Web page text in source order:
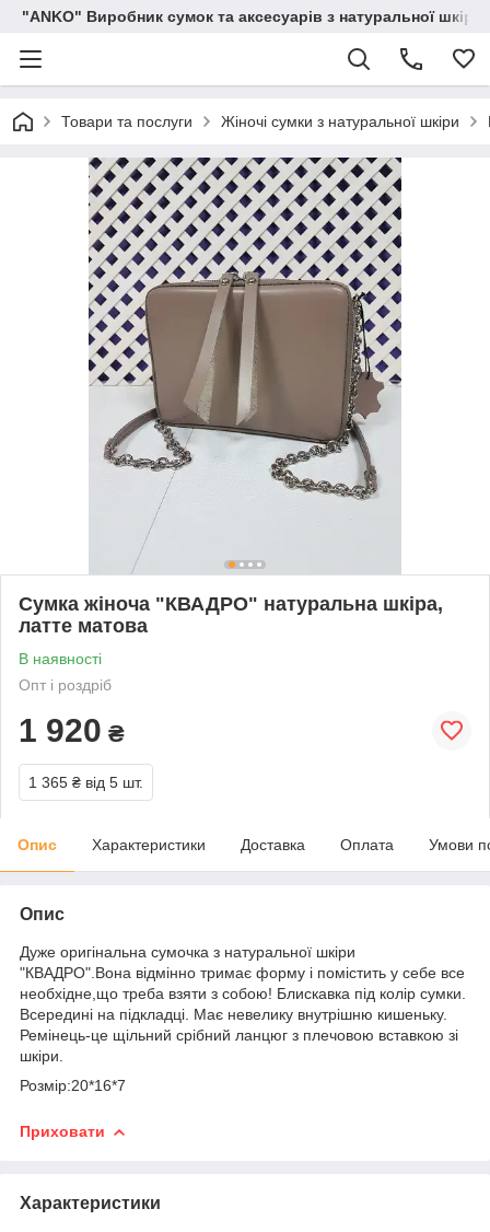
"ANKO" Виробник сумок та аксесуарів з натуральної шкіри.
Товари та послуги Жіночі сумки з натуральної шкіри
Сумка жіноча "КВАДРО" натуральна шкіра,
латте матова
В наявності
Опт і роздріб
1 920 ₴
1 365 ₴ від 5 шт.
Опис Характеристики Доставка Оплата Умови
Опис
Дуже оригінальна сумочка з натуральної шкіри
"КВАДРО".Вона відмінно тримає форму і помістить у себе все
необхідне,що треба взяти з собою! Блискавка під колір сумки.
Всередині на підкладці. Має невелику внутрішню кишеньку.
Ремінець-це щільний срібний ланцюг з плечовою вставкою зі
шкіри.
Розмір:20*16*7
Приховати
Характеристики